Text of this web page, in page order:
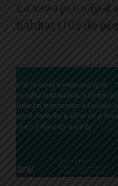
La seva principal
hàbitat i l'ús de